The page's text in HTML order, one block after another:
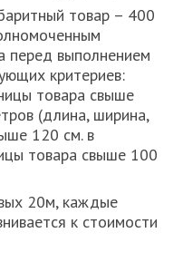
товар – 400
перед выполнением
критериев:
товара cвыше
(длина, ширина,
120 см. в
товара свыше 100
20м, каждые
к стоимости